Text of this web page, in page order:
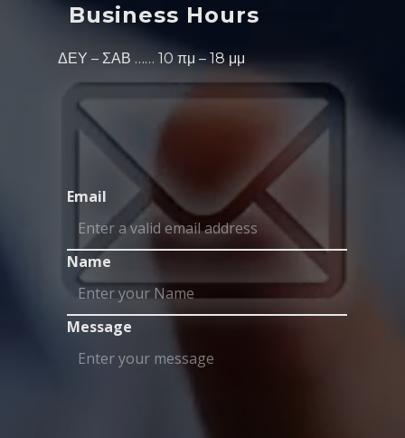
Business Hours
ΔΕΥ – ΣΑΒ …… 10 πμ – 18 μμ
Email
Name
Message